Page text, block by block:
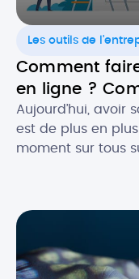
Les outils de
Comment
en ligne ?
Aujourd’hui, avoir
est de plus en
moment sur tous
professionnel.
l’agenda
faire […]